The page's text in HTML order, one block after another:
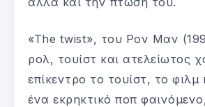
«The twist», του Ρον Μαν
ρολ, τουίστ και ατελείωτος
επίκεντρο το τουίστ, το φιλμ
ένα εκρηκτικό ποπ